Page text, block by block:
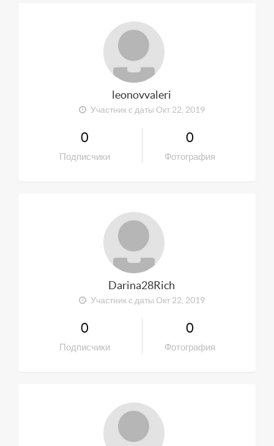
leonovvaleri
Участник с даты Окт 22, 2019
0
Подписчики
0
Фотография
Darina28Rich
Участник с даты Окт 22, 2019
0
Подписчики
0
Фотография